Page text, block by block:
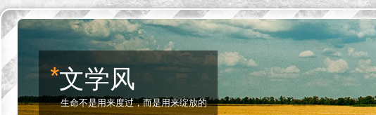
*文学风
生命不是用来度过，而是用来绽放的